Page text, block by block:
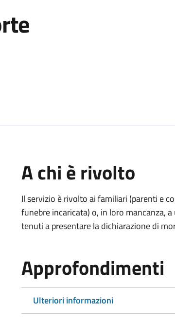
A chi è rivolto
Il servizio è rivolto ai familiari (parenti e
funebre incaricata) o, in loro mancanza,
tenuti a presentare la dichiarazione di
Approfondimenti
Ulteriori informazioni